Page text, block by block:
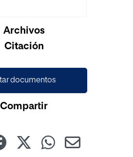
Archivos
Citación
documentos
Compartir